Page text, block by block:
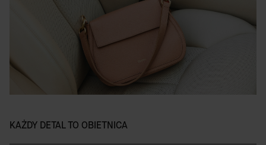
KAŻDY DETAL TO OBIETNICA